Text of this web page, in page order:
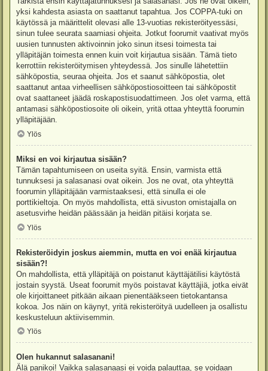
yksi kahdesta asiasta on saattanut tapahtua. Jos COPPA-tuki on
käytössä ja määrittelit olevasi alle 13-vuotias rekisteröityessäsi,
sinun tulee seurata saamiasi ohjeita. Jotkut foorumit vaativat myös
uusien tunnusten aktivoinnin joko sinun itsesi toimesta tai
ylläpitäjän toimesta ennen kuin voit kirjautua sisään. Tämä tieto
kerrottiin rekisteröitymisen yhteydessä. Jos sinulle lähetettiin
sähköpostia, seuraa ohjeita. Jos et saanut sähköpostia, olet
saattanut antaa virheellisen sähköpostiosoitteen tai sähköpostit
ovat saattaneet jäädä roskapostisuodattimeen. Jos olet varma, että
antamasi sähköpostiosoite oli oikein, yritä ottaa yhteyttä foorumin
ylläpitäjään.
Ylös
Miksi en voi kirjautua sisään?
Tämän tapahtumiseen on useita syitä. Ensin, varmista että
tunnuksesi ja salasanasi ovat oikein. Jos ne ovat, ota yhteyttä
foorumin ylläpitäjään varmistaaksesi, että sinulla ei ole
porttikieltoja. On myös mahdollista, että sivuston omistajalla on
asetusvirhe heidän päässään ja heidän pitäisi korjata se.
Ylös
Rekisteröidyin joskus aiemmin, mutta en voi enää kirjautua
sisään?!
On mahdollista, että ylläpitäjä on poistanut käyttäjätilisi käytöstä
jostain syystä. Useat foorumit myös poistavat käyttäjiä, jotka eivät
ole kirjoittaneet pitkään aikaan pienentääkseen tietokantansa
kokoa. Jos näin on käynyt, yritä rekisteröityä uudelleen ja osallistu
keskusteluun aktiivisemmin.
Ylös
Olen hukannut salasanani!
Älä panikoi! Vaikka salasanaasi ei voida palauttaa, se voidaan